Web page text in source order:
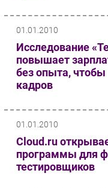
01.01.2010
Исследование
повышает
без опыта, чтобы
кадров
01.01.2010
Cloud.ru
программы для
тестировщиков